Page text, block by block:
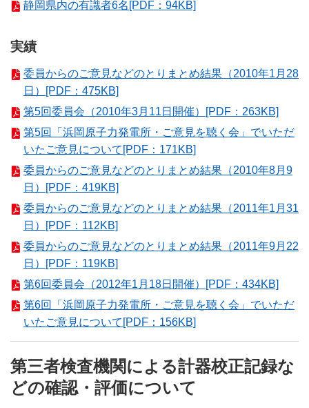
静岡県内の有識者6名[PDF：94KB]
実績
委員からのご意見などのとりまとめ結果（2010年1月28
日）[PDF：475KB]
第5回委員会（2010年3月11日開催）[PDF：263KB]
第5回「浜岡原子力発電所・ご意見を聴く会」でいただ
いたご意見について[PDF：171KB]
委員からのご意見などのとりまとめ結果（2010年8月9
日）[PDF：419KB]
委員からのご意見などのとりまとめ結果（2011年1月31
日）[PDF：112KB]
委員からのご意見などのとりまとめ結果（2011年9月22
日）[PDF：119KB]
第6回委員会（2012年1月18日開催）[PDF：434KB]
第6回「浜岡原子力発電所・ご意見を聴く会」でいただ
いたご意見について[PDF：156KB]
第三者検査機関による計器校正記録な
どの確認・評価について